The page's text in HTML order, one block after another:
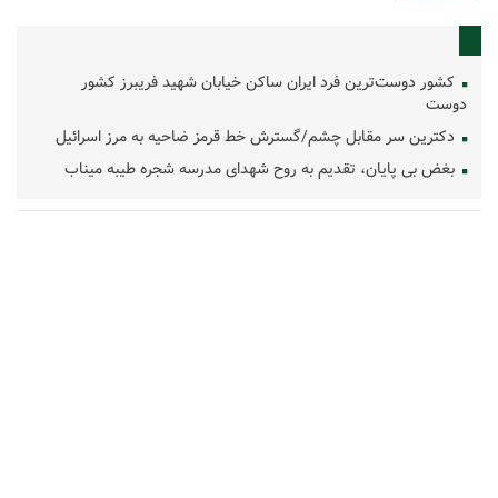
کشور دوست‌ترین فرد ایران ساکن خیابان شهید فریبرز کشور
دوست
دکترین سر مقابل چشم/گسترش خط قرمز ضاحیه به مرز اسرائیل
بغض بی پایان، تقدیم به روح شهدای مدرسه شجره طیبه میناب